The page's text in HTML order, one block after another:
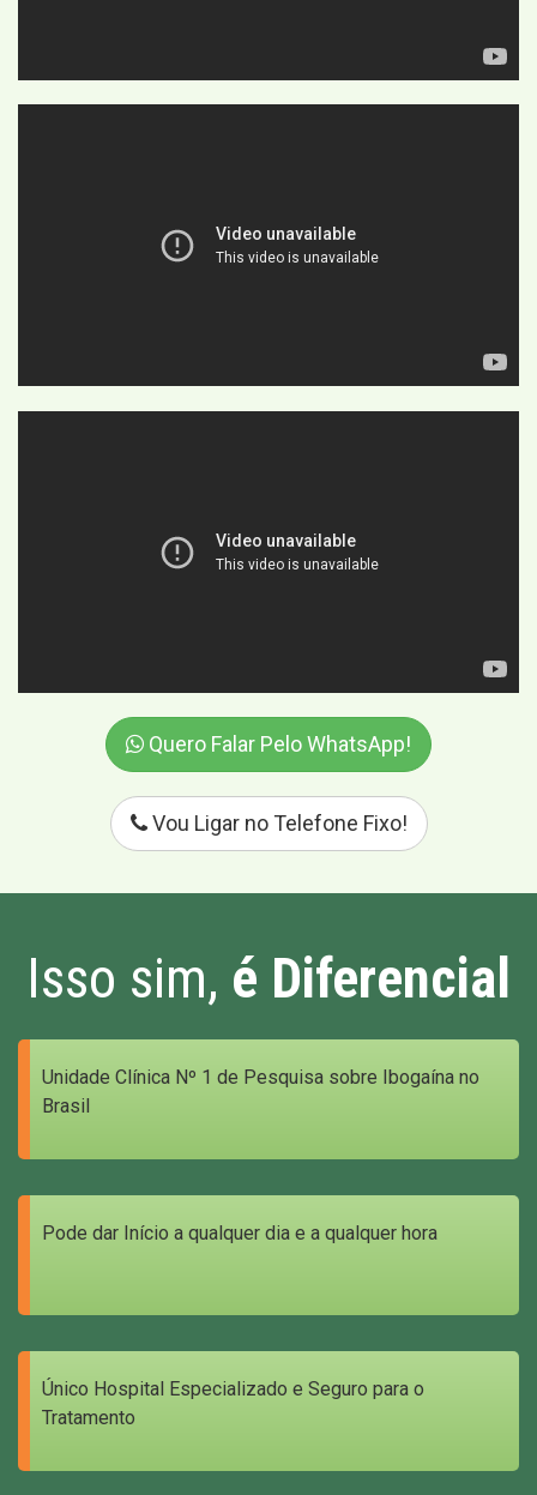
Quero Falar Pelo WhatsApp!
Vou Ligar no Telefone Fixo!
Isso sim, é Diferencial
Unidade Clínica Nº 1 de Pesquisa sobre Ibogaína no
Brasil
Pode dar Início a qualquer dia e a qualquer hora
Único Hospital Especializado e Seguro para o
Tratamento